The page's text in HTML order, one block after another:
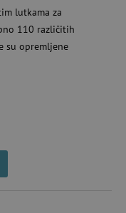
lutkama za
110 različitih
su opremljene